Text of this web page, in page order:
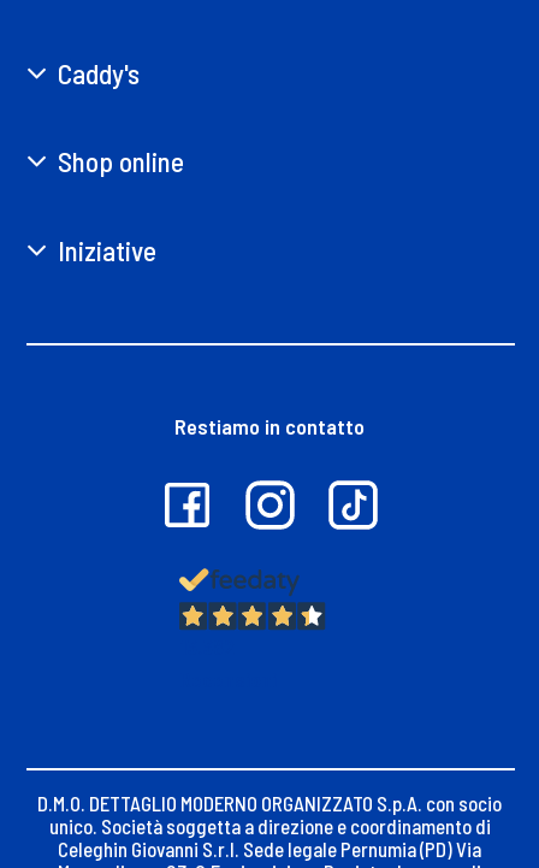
Caddy's
Shop online
Iniziative
Restiamo in contatto
D.M.O. DETTAGLIO MODERNO ORGANIZZATO S.p.A. con socio
unico. Società soggetta a direzione e coordinamento di
Celeghin Giovanni S.r.l. Sede legale Pernumia (PD) Via